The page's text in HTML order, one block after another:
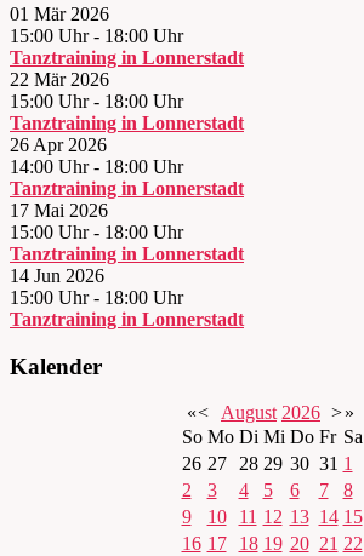
01 Mär 2026
15:00 Uhr- 18:00 Uhr
Tanztraining in Lonnerstadt
22 Mär 2026
15:00 Uhr- 18:00 Uhr
Tanztraining in Lonnerstadt
26 Apr 2026
14:00 Uhr- 18:00 Uhr
Tanztraining in Lonnerstadt
17 Mai 2026
15:00 Uhr- 18:00 Uhr
Tanztraining in Lonnerstadt
14 Jun 2026
15:00 Uhr- 18:00 Uhr
Tanztraining in Lonnerstadt
Kalender
«< August 2026 >»
So Mo Di Mi Do Fr Sa
26 27 28 29 30 31 1
2
3 4 5 6 7
8
9
10 11 12 13 14 15
16 17 18 19 20 21 22